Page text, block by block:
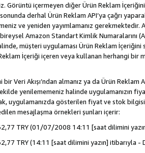
Görüntü içermeyen diğer Ürün Reklam
derhal Ürün Reklam API’ya çağrı
ve yeniden yayımlamanız gerekmektedir.
Amazon Standart Kimlik Numaralarını
müşteri uygulaması Ürün Reklam
İçeriği içeren veya kullanan herhangi bir
Veri Akışı’ndan almanız ya da Ürün
yenilememeniz halinde uygulamanızın
uygulamanızda gösterilen fiyat ve stok
mesajlaşma örnekleri şunları içerir:
TRY (01/07/2008 14:11 [saat dilimini
TRY (14:11 [saat dilimini yazın] itibarıyla -